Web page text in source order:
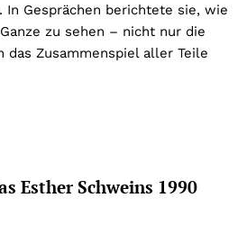
In Gesprächen berichtete sie, wie
zu sehen – nicht nur die
das Zusammenspiel aller Teile
Esther Schweins 1990